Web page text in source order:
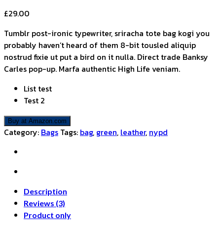
£29.00
Tumblr post-ironic typewriter, sriracha tote bag kogi you
probably haven’t heard of them 8-bit tousled aliquip
nostrud fixie ut put a bird on it nulla. Direct trade Banksy
Carles pop-up. Marfa authentic High Life veniam.
List test
Test 2
Buy at Amazon.com
Category: Bags Tags: bag, green, leather, nypd
Description
Reviews (3)
Product only